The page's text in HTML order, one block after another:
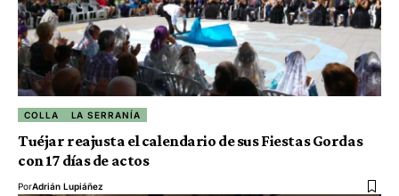
COLLA LA SERRANÍA
Tuéjar reajusta el calendario de sus Fiestas Gordas
con 17 días de actos
PorAdrián Lupiáñez